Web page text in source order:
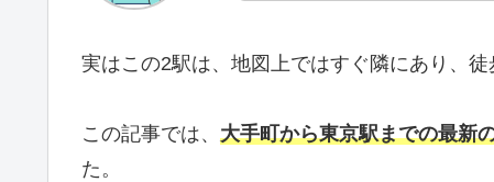
実はこの2駅は、地図上ではすぐ隣にあり、
この記事では、 大手町から東京駅までの最新
た。